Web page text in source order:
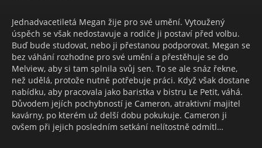
Jednadvacetiletá Megan žije pro své umění. Vytoužený
úspěch se však nedostavuje a rodiče ji postaví před volbu.
Buď bude studovat, nebo ji přestanou podporovat. Megan se
bez váhání rozhodne pro své umění a přestěhuje se do
Melview, aby si tam splnila svůj sen. To se ale snáz řekne,
než udělá, protože nutně potřebuje práci. Když však dostane
nabídku, aby pracovala jako baristka v bistru Le Petit, váhá.
Důvodem jejích pochybností je Cameron, atraktivní majitel
kavárny, po kterém už delší dobu pokukuje. Cameron ji
ovšem při jejich posledním setkání nelítostně odmítl…